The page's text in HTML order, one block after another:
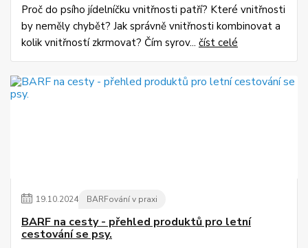
Proč do psího jídelníčku vnitřnosti patří? Které vnitřnosti
by neměly chybět? Jak správně vnitřnosti kombinovat a
kolik vnitřností zkrmovat? Čím syrov... číst celé
19.10.2024 BARFování v praxi
BARF na cesty - přehled produktů pro letní
cestování se psy.